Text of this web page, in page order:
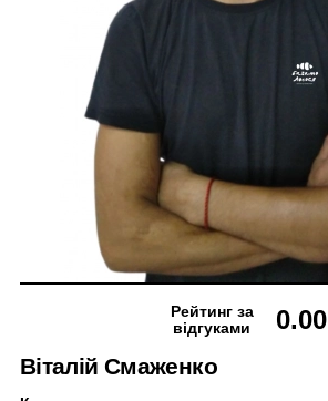
Рейтинг за
відгуками
0.00
Віталій Смаженко